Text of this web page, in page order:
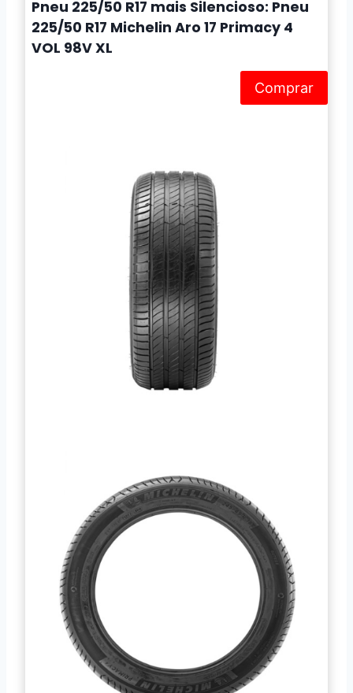
Pneu 225/50 R17 mais Silencioso: Pneu
225/50 R17 Michelin Aro 17 Primacy 4
VOL 98V XL
Comprar